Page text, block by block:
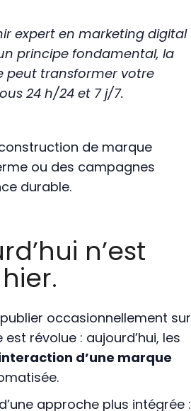
expert en marketing digital
principe fondamental, la
peut transformer votre
24 h/24 et 7 j/7.
de marque
ou des campagnes
durable.
n’est
occasionnellement sur
révolue : aujourd’hui, les
d’une marque
approche plus intégrée :